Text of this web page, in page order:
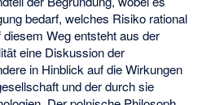
bedarf, welches Risiko rational
Weg entsteht aus der
eine Diskussion der
in Hinblick auf die Wirkungen
und der durch sie